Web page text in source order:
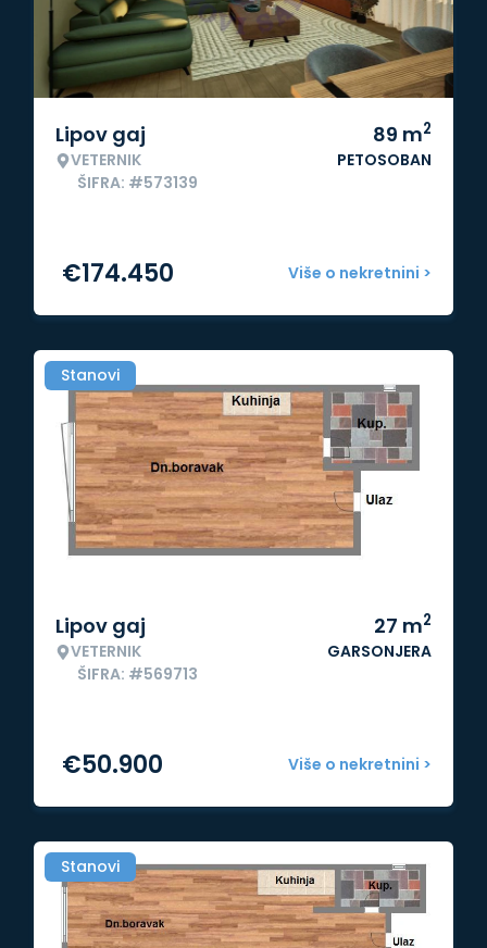
Lipov gaj
VETERNIK
ŠIFRA: #573139
89 m2
PETOSOBAN
Više o nekretnini >
€174.450
Stanovi
Lipov gaj
VETERNIK
ŠIFRA: #569713
27 m2
GARSONJERA
Više o nekretnini >
€50.900
Stanovi